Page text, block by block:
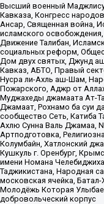
Высший военный
Кавказа, Конгресс
Ансар, Священная война,
исламского
Движение Талибан,
социальных реформ,
Дом двух святых, Джунд
Кавказ, АБТО, Правый
Нусра ли-Ахль аш-Шам,
Пожарского, Аджр от
Муджахеды джамаата Ат-
Джамаат, Рохнамо ба суи
сообщество Сеть, Катиба
Ахлю Сунна Валь Джамаа,
Артподготовка,
Колумбайн, Хатлонский
Кушкуль г. Оренбург,
имени Номана
Таджикистана, Народная
московская ячейка,
Молодёжь Которая
добровольческий корпус